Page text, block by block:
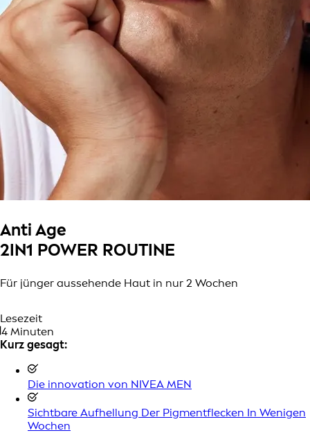
Anti Age
2IN1 POWER ROUTINE
Für jünger aussehende Haut in nur 2 Wochen
Lesezeit
4 Minuten
Kurz gesagt:
Die innovation von NIVEA MEN
Sichtbare Aufhellung Der Pigmentflecken In Wenigen
Wochen